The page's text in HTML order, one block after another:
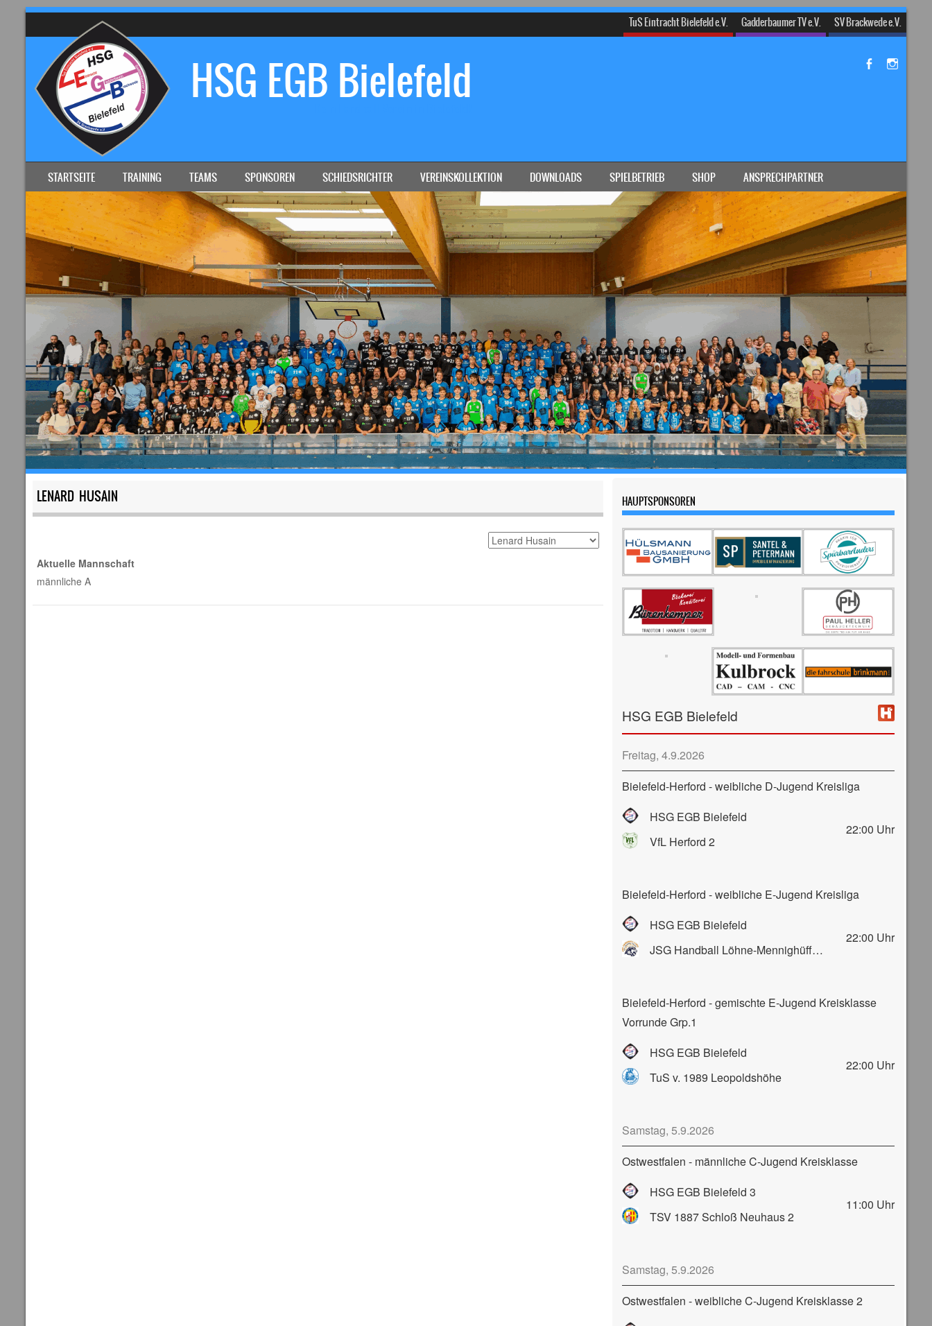
TuS Eintracht Bielefeld e.V. Gadderbaumer TV e.V. SV Brackwede e.V.
HSG EGB Bielefeld
MENU
SKIP TO CONTENT
STARTSEITE TRAINING TEAMS SPONSOREN SCHIEDSRICHTER VEREINSKOLLEKTION DOWNLOADS SPIELBETRIEB SHOP ANSPRECHPARTNER
LENARD HUSAIN
Aktuelle Mannschaft
männliche A
HAUPTSPONSOREN
HSG EGB Bielefeld
Freitag, 4.9.2026
Bielefeld-Herford - weibliche D-Jugend Kreisliga
HSG EGB Bielefeld
VfL Herford 2
22:00 Uhr
Bielefeld-Herford - weibliche E-Jugend Kreisliga
HSG EGB Bielefeld
JSG Handball Löhne-Mennighüffen-Obernbeck
22:00 Uhr
Bielefeld-Herford - gemischte E-Jugend Kreisklasse
Vorrunde Grp.1
HSG EGB Bielefeld
TuS v. 1989 Leopoldshöhe
22:00 Uhr
Samstag, 5.9.2026
Ostwestfalen - männliche C-Jugend Kreisklasse
HSG EGB Bielefeld 3
TSV 1887 Schloß Neuhaus 2
11:00 Uhr
Samstag, 5.9.2026
Ostwestfalen - weibliche C-Jugend Kreisklasse 2